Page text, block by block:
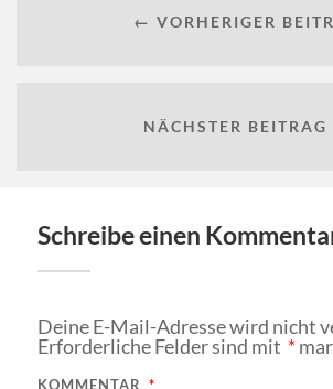
← VORHERIGER
NÄCHSTER
Schreibe einen
Deine E-Mail-Adresse wird nicht
Erforderliche Felder sind mit *
KOMMENTAR *